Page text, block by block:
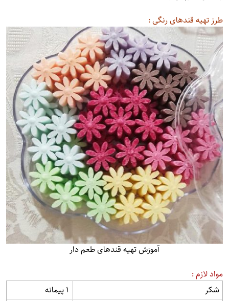
طرز تهیه قندهای رنگی :
آموزش تهیه قندهای طعم دار
مواد لازم :
شکر
1 پیمانه